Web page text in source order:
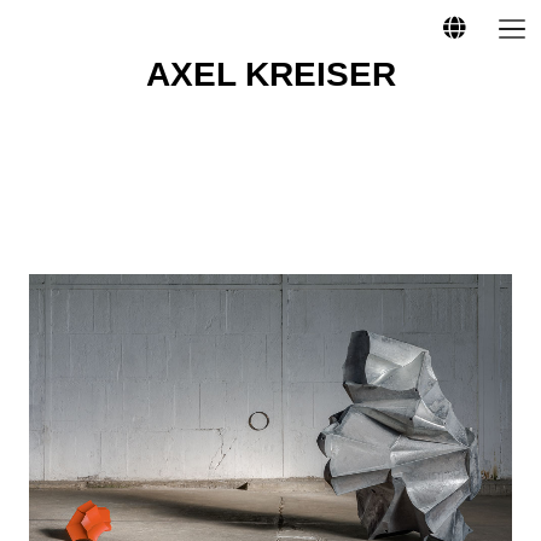
AXEL KREISER